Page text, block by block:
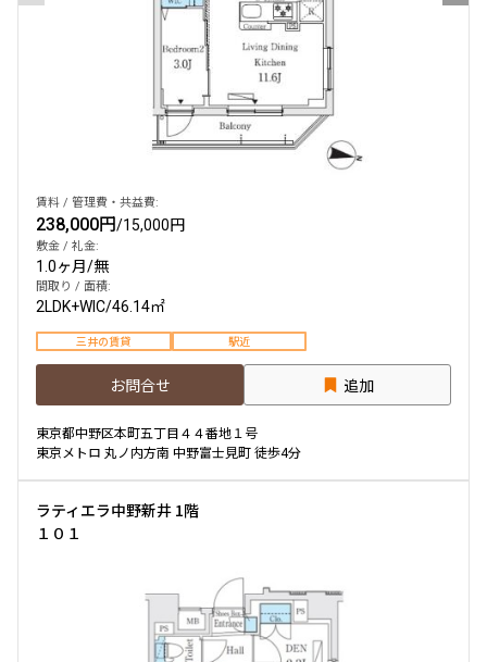
211 件
お部屋を再検索
賃料 / 管理費・共益費:
238,000円/15,000円
敷金 / 礼金:
1.0ヶ月/無
間取り / 面積:
2LDK+WIC/46.14㎡
三井の賃貸 駅近
お問合せ 追加
東京都中野区本町五丁目４４番地１号
東京メトロ 丸ノ内方南 中野富士見町 徒歩4分
ラティエラ中野新井 1階
１０１